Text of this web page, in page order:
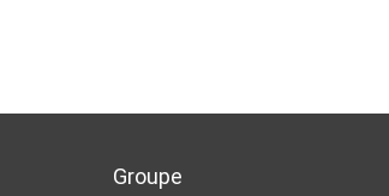
Groupe